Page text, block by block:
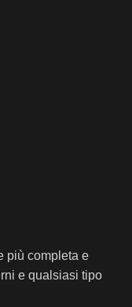
più completa e
e qualsiasi tipo